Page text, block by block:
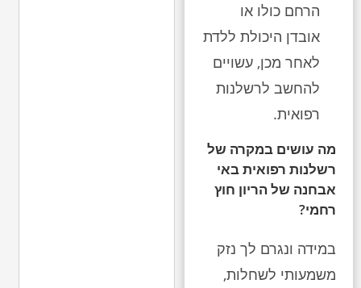
הרחם כולו או
אובדן היכולת ללדת
לאחר מכן, עשויים
להחשב לרשלנות
רפואית.
מה עושים במקרה של
רשלנות רפואית באי
אבחנה של הריון חוץ
רחמי?
במידה ונגרם לך נזק
משמעותי לשחלות,